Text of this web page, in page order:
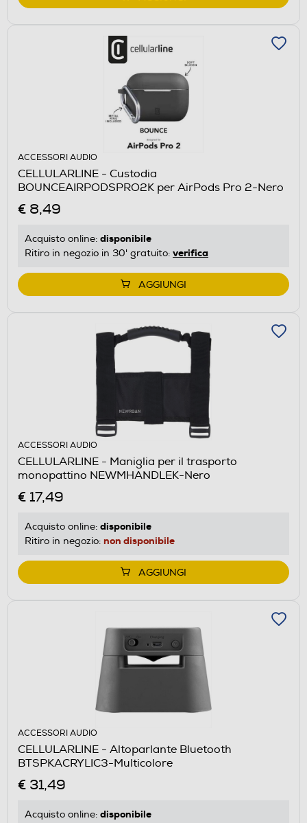
ACCESSORI AUDIO
CELLULARLINE - Custodia
BOUNCEAIRPODSPRO2K per AirPods Pro 2-Nero
€ 8,49
Acquisto online: disponibile
Ritiro in negozio in 30' gratuito: verifica
AGGIUNGI
ACCESSORI AUDIO
CELLULARLINE - Maniglia per il trasporto
monopattino NEWMHANDLEK-Nero
€ 17,49
Acquisto online: disponibile
Ritiro in negozio: non disponibile
AGGIUNGI
ACCESSORI AUDIO
CELLULARLINE - Altoparlante Bluetooth
BTSPKACRYLIC3-Multicolore
€ 31,49
Acquisto online: disponibile